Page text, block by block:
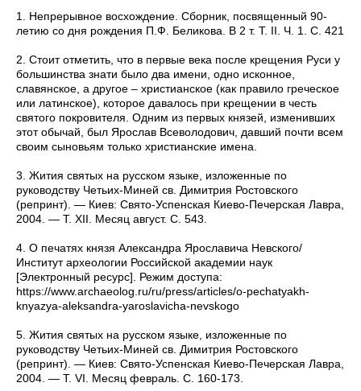
1. Непрерывное восхождение. Сборник, посвященный 90-
летию со дня рождения П.Ф. Беликова. В 2 т. Т. II. Ч. 1. С. 421
2. Стоит отметить, что в первые века после крещения Руси у
большинства знати было два имени, одно исконное,
славянское, а другое – христианское (как правило греческое
или латинское), которое давалось при крещении в честь
святого покровителя. Одним из первых князей, изменивших
этот обычай, был Ярослав Всеволодович, давший почти всем
своим сыновьям только христианские имена.
3. Жития святых на русском языке, изложенные по
руководству Четьих-Миней св. Димитрия Ростовского
(репринт). — Киев: Свято-Успенская Киево-Печерская Лавра,
2004. — Т. XII. Месяц август. С. 543.
4. О печатях князя Александра Ярославича Невского/
Институт археологии Российской академии наук
[Электронный ресурс]. Режим доступа:
https://www.archaeolog.ru/ru/press/articles/o-pechatyakh-
knyazya-aleksandra-yaroslavicha-nevskogo
5. Жития святых на русском языке, изложенные по
руководству Четьих-Миней св. Димитрия Ростовского
(репринт). — Киев: Свято-Успенская Киево-Печерская Лавра,
2004. — Т. VI. Месяц февраль. С. 160-173.